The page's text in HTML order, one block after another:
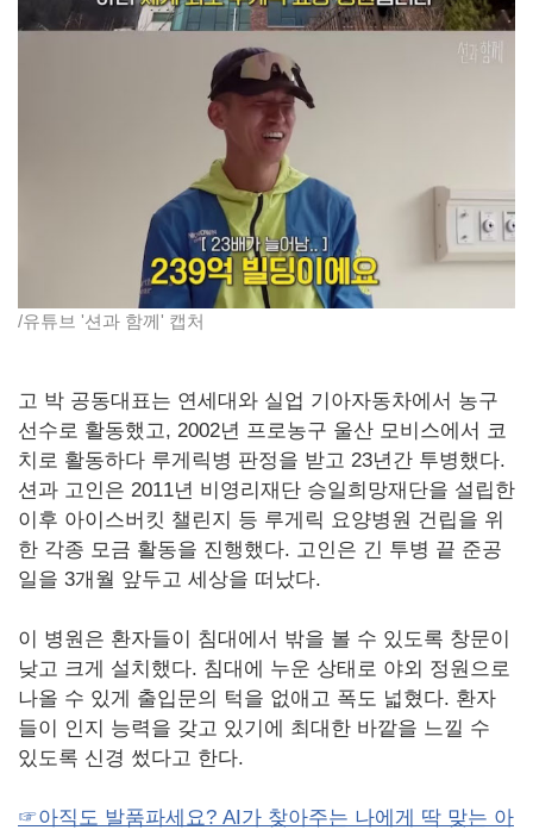
/유튜브 '션과 함께' 캡처
고 박 공동대표는 연세대와 실업 기아자동차에서 농구
선수로 활동했고, 2002년 프로농구 울산 모비스에서 코
치로 활동하다 루게릭병 판정을 받고 23년간 투병했다.
션과 고인은 2011년 비영리재단 승일희망재단을 설립한
이후 아이스버킷 챌린지 등 루게릭 요양병원 건립을 위
한 각종 모금 활동을 진행했다. 고인은 긴 투병 끝 준공
일을 3개월 앞두고 세상을 떠났다.
이 병원은 환자들이 침대에서 밖을 볼 수 있도록 창문이
낮고 크게 설치했다. 침대에 누운 상태로 야외 정원으로
나올 수 있게 출입문의 턱을 없애고 폭도 넓혔다. 환자
들이 인지 능력을 갖고 있기에 최대한 바깥을 느낄 수
있도록 신경 썼다고 한다.
☞아직도 발품파세요? AI가 찾아주는 나에게 딱 맞는 아